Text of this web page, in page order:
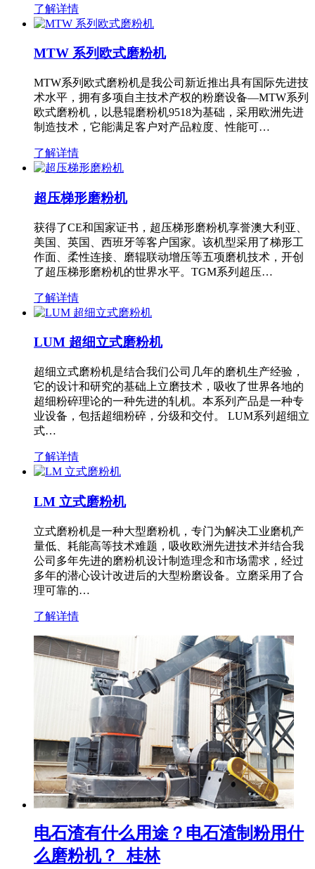
了解详情
MTW 系列欧式磨粉机
MTW系列欧式磨粉机是我公司新近推出具有国际先进技
术水平，拥有多项自主技术产权的粉磨设备—MTW系列
欧式磨粉机，以悬辊磨粉机9518为基础，采用欧洲先进
制造技术，它能满足客户对产品粒度、性能可…
了解详情
超压梯形磨粉机
获得了CE和国家证书，超压梯形磨粉机享誉澳大利亚、
美国、英国、西班牙等客户国家。该机型采用了梯形工
作面、柔性连接、磨辊联动增压等五项磨机技术，开创
了超压梯形磨粉机的世界水平。TGM系列超压…
了解详情
LUM 超细立式磨粉机
超细立式磨粉机是结合我们公司几年的磨机生产经验，
它的设计和研究的基础上立磨技术，吸收了世界各地的
超细粉碎理论的一种先进的轧机。本系列产品是一种专
业设备，包括超细粉碎，分级和交付。 LUM系列超细立
式…
了解详情
LM 立式磨粉机
立式磨粉机是一种大型磨粉机，专门为解决工业磨机产
量低、耗能高等技术难题，吸收欧洲先进技术并结合我
公司多年先进的磨粉机设计制造理念和市场需求，经过
多年的潜心设计改进后的大型粉磨设备。立磨采用了合
理可靠的…
了解详情
电石渣有什么用途？电石渣制粉用什
么磨粉机？_桂林